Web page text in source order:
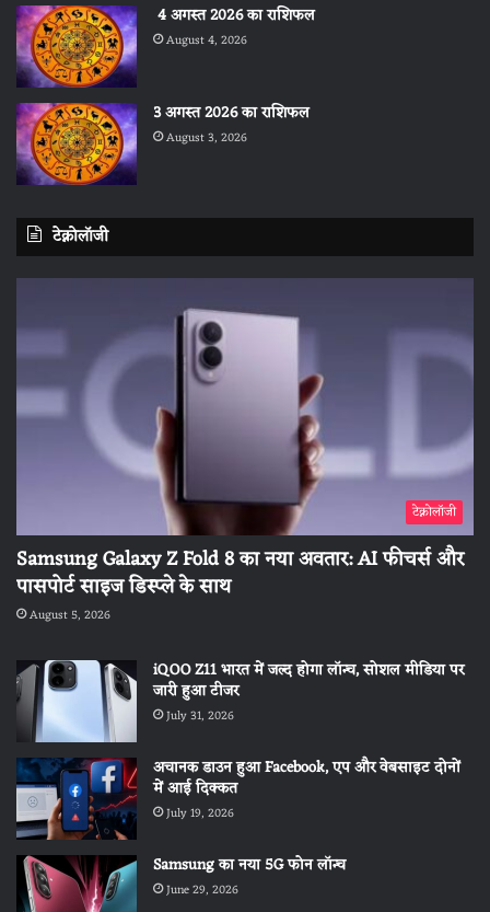
4 अगस्त 2026 का राशिफल
August 4, 2026
3 अगस्त 2026 का राशिफल
August 3, 2026
टेक्नोलॉजी
टेक्नोलॉजी
Samsung Galaxy Z Fold 8 का नया अवतार: AI फीचर्स और
पासपोर्ट साइज डिस्प्ले के साथ
August 5, 2026
iQOO Z11 भारत में जल्द होगा लॉन्च, सोशल मीडिया पर
जारी हुआ टीजर
July 31, 2026
अचानक डाउन हुआ Facebook, एप और वेबसाइट दोनों
में आई दिक्कत
July 19, 2026
Samsung का नया 5G फोन लॉन्च
June 29, 2026